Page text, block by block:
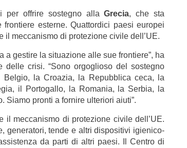
per offrire sostegno allaGrecia, che sta
esterne. Quattordici paesi europei
il meccanismo di protezione civile dell’UE.
a gestire la situazione alle sue frontiere”, ha
delle crisi. “Sono orgoglioso del sostegno
Belgio, la Croazia, la Repubblica ceca, la
il Portogallo, la Romania, la Serbia, la
Siamo pronti a fornire ulteriori aiuti”.
il meccanismo di protezione civile dell’UE.
generatori, tende e altri dispositivi igienico-
da parti di altri paesi. Il Centro di